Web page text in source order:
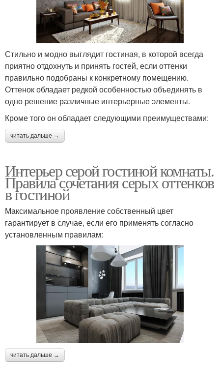
Стильно и модно выглядит гостиная, в которой всегда
приятно отдохнуть и принять гостей, если оттенки
правильно подобраны к конкретному помещению.
Оттенок обладает редкой особенностью объединять в
одно решение различные интерьерные элементы.
Кроме того он обладает следующими преимуществами:
читать дальше →
Интерьер серой гостиной комнаты.
Правила сочетания серых оттенков
в гостиной
Максимальное проявление собственный цвет
гарантирует в случае, если его применять согласно
установленным правилам:
читать дальше →